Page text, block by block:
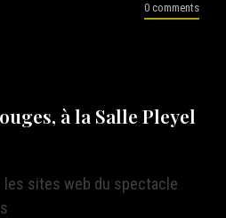
0 comments
à la Salle Pleyel
sites web du spectacle